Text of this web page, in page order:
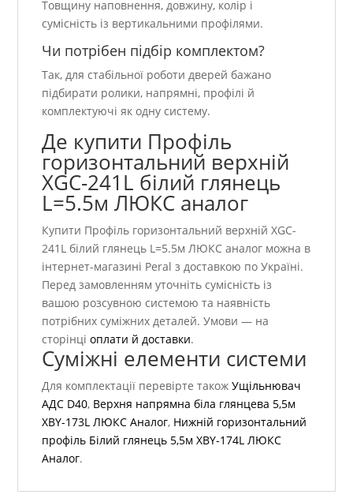
Товщину наповнення, довжину, колір і
сумісність із вертикальними профілями.
Чи потрібен підбір комплектом?
Так, для стабільної роботи дверей бажано
підбирати ролики, напрямні, профілі й
комплектуючі як одну систему.
Де купити Профіль
горизонтальний верхній
XGC-241L білий глянець
L=5.5м ЛЮКС аналог
Купити Профіль горизонтальний верхній XGC-
241L білий глянець L=5.5м ЛЮКС аналог можна в
інтернет-магазині Peral з доставкою по Україні.
Перед замовленням уточніть сумісність із
вашою розсувною системою та наявність
потрібних суміжних деталей. Умови — на
сторінціоплати й доставки.
Суміжні елементи системи
Для комплектації перевірте такожУщільнювач
АДС D40, Верхня напрямна біла глянцева 5,5м
XBY-173L ЛЮКС Аналог, Нижній горизонтальний
профіль Білий глянець 5,5м XBY-174L ЛЮКС
Аналог.